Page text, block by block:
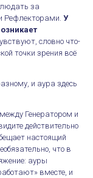
за
Рефлекторами. У
словно что-
точки зрения всё
и аура здесь
Генератором и
действительно
настоящий
что в
ауры
вместе, и